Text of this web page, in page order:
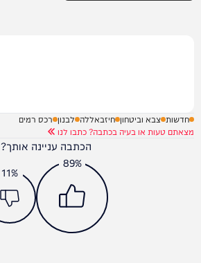
חדשות צבא וביטחון חיזבאללה לבנון רכס רמים
מצאתם טעות או בעיה בכתבה? כתבו לנו
הכתבה עניינה אותך?
89%
11%